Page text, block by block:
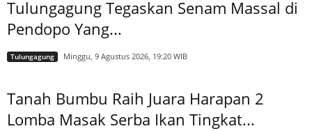
Tulungagung Tegaskan Senam Massal di
Pendopo Yang...
Tulungagung Minggu, 9 Agustus 2026, 19:20 WIB
Tanah Bumbu Raih Juara Harapan 2
Lomba Masak Serba Ikan Tingkat...